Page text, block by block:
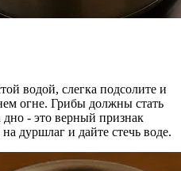
водой, слегка подсолите и
огне. Грибы должны стать
- это верный признак
дуршлаг и дайте стечь воде.